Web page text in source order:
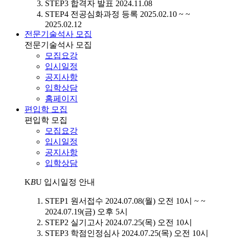
STEP3 합격자 발표 2024.11.08
STEP4 전공심화과정 등록 2025.02.10 ~ ~
2025.02.12
전문기술석사 모집
전문기술석사 모집
모집요강
입시일정
공지사항
입학상담
홈페이지
편입학 모집
편입학 모집
모집요강
입시일정
공지사항
입학상담
KBU 입시일정 안내
STEP1 원서접수 2024.07.08(월) 오전 10시 ~ ~
2024.07.19(금) 오후 5시
STEP2 실기고사 2024.07.25(목) 오전 10시
STEP3 학점인정심사 2024.07.25(목) 오전 10시